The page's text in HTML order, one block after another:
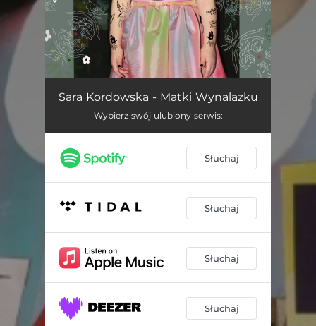
Kukułki 03:53
Kropka 03:44
Bezczynności 03:02
Zachód 03:24
Sugestia 02:50
Chapeau bas 03:31
Sara Kordowska - Matki Wynalazku
Wybierz swój ulubiony serwis:
Słuchaj
Słuchaj
Słuchaj
Słuchaj